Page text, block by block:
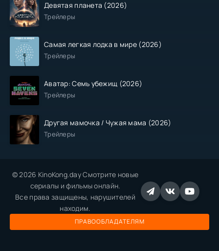
Девятая планета (2026)
Трейлеры
Самая легкая лодка в мире (2026)
Трейлеры
Аватар: Семь убежищ (2026)
Трейлеры
Другая мамочка / Чужая мама (2026)
Трейлеры
© 2026 KinoKong.day Смотрите новые
сериалы и фильмы онлайн.
Все права защищены, нарушителей
находим.
ПРАВООБЛАДАТЕЛЯМ